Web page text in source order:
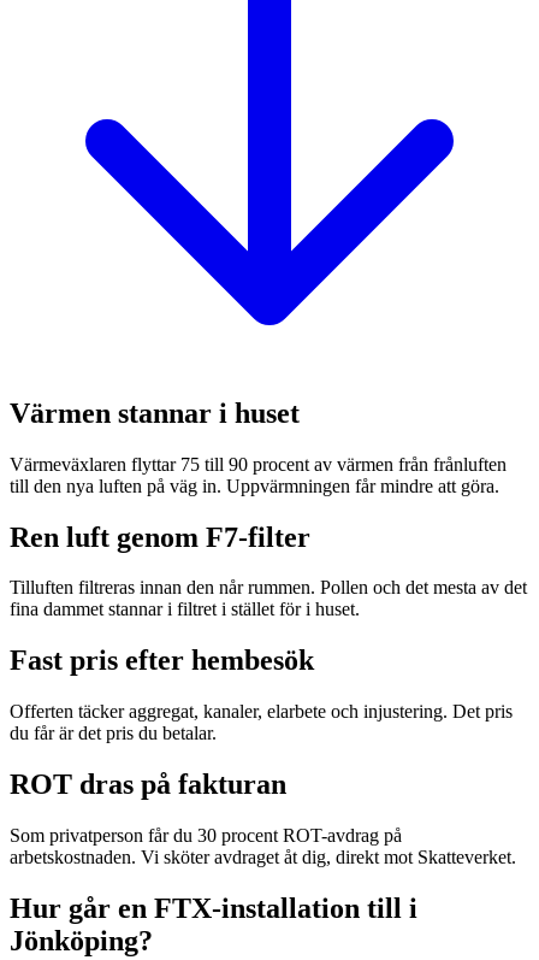
Värmen stannar i huset
Värmeväxlaren flyttar 75 till 90 procent av värmen från frånluften
till den nya luften på väg in. Uppvärmningen får mindre att göra.
Ren luft genom F7-filter
Tilluften filtreras innan den når rummen. Pollen och det mesta av det
fina dammet stannar i filtret i stället för i huset.
Fast pris efter hembesök
Offerten täcker aggregat, kanaler, elarbete och injustering. Det pris
du får är det pris du betalar.
ROT dras på fakturan
Som privatperson får du 30 procent ROT-avdrag på
arbetskostnaden. Vi sköter avdraget åt dig, direkt mot Skatteverket.
Hur går en FTX-installation till i
Jönköping?